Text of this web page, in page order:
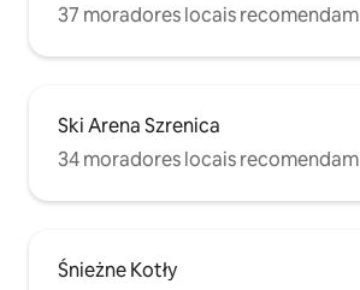
37 moradores locais recomendam
Ski Arena Szrenica
34 moradores locais recomendam
Śnieżne Kotły